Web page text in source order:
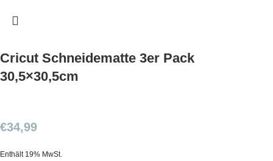
Cricut Schneidematte 3er Pack
30,5×30,5cm
€34,99
Enthält 19% MwSt.